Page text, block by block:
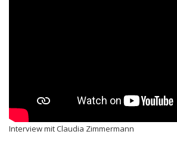
Interview mit Claudia Zimmermann